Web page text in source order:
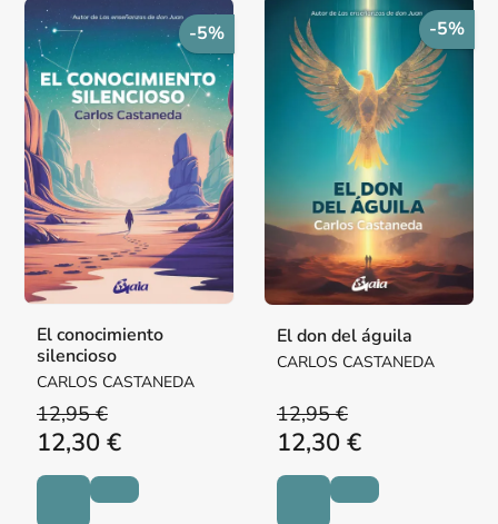
-5%
El conocimiento
silencioso
CARLOS CASTANEDA
12,95 €
12,30 €
-5%
El don del águila
CARLOS CASTANEDA
12,95 €
12,30 €